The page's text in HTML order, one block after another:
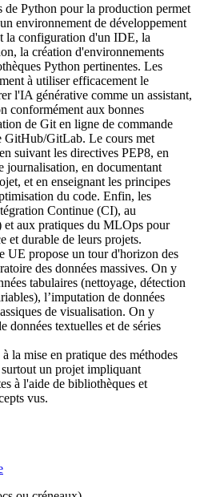
de Python pour la production permet
environnement de développement
la configuration d'un IDE, la
la création d'environnements
Python pertinentes. Les
à utiliser efficacement le
l'IA générative comme un assistant,
conformément aux bonnes
de Git en ligne de commande
GitHub/GitLab. Le cours met
suivant les directives PEP8, en
journalisation, en documentant
et en enseignant les principes
du code. Enfin, les
Continue (CI), au
aux pratiques du MLOps pour
et durable de leurs projets.
UE propose un tour d'horizon des
des données massives. On y
tabulaires (nettoyage, détection
l’imputation de données
de visualisation. On y
données textuelles et de séries
la mise en pratique des méthodes
un projet impliquant
à l'aide de bibliothèques et
vus.